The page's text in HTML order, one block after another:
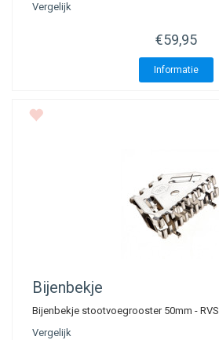
Vergelijk
€59,95
Informatie
Bijenbekje
Bijenbekje stootvoegrooster 50mm - RVS
Vergelijk